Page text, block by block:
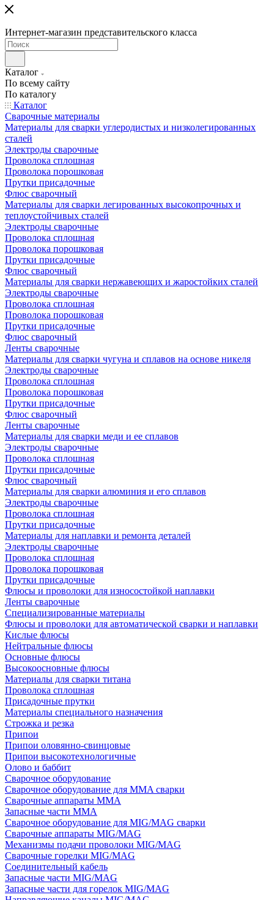
Интернет-магазин представительского класса
Каталог
По всему сайту
По каталогу
Каталог
Сварочные материалы
Материалы для сварки углеродистых и низколегированных
сталей
Электроды сварочные
Проволока сплошная
Проволока порошковая
Прутки присадочные
Флюс сварочный
Материалы для сварки легированных высокопрочных и
теплоустойчивых сталей
Электроды сварочные
Проволока сплошная
Проволока порошковая
Прутки присадочные
Флюс сварочный
Материалы для сварки нержавеющих и жаростойких сталей
Электроды сварочные
Проволока сплошная
Проволока порошковая
Прутки присадочные
Флюс сварочный
Ленты сварочные
Материалы для сварки чугуна и сплавов на основе никеля
Электроды сварочные
Проволока сплошная
Проволока порошковая
Прутки присадочные
Флюс сварочный
Ленты сварочные
Материалы для сварки меди и ее сплавов
Электроды сварочные
Проволока сплошная
Прутки присадочные
Флюс сварочный
Материалы для сварки алюминия и его сплавов
Электроды сварочные
Проволока сплошная
Прутки присадочные
Материалы для наплавки и ремонта деталей
Электроды сварочные
Проволока сплошная
Проволока порошковая
Прутки присадочные
Флюсы и проволоки для износостойкой наплавки
Ленты сварочные
Специализированные материалы
Флюсы и проволоки для автоматической сварки и наплавки
Кислые флюсы
Нейтральные флюсы
Основные флюсы
Высокоосновные флюсы
Материалы для сварки титана
Проволока сплошная
Присадочные прутки
Материалы специального назначения
Строжка и резка
Припои
Припои оловянно-свинцовые
Припои высокотехнологичные
Олово и баббит
Сварочное оборудование
Сварочное оборудование для MMA сварки
Сварочные аппараты MMA
Запасные части MMA
Сварочное оборудование для MIG/MAG сварки
Сварочные аппараты MIG/MAG
Механизмы подачи проволоки MIG/MAG
Сварочные горелки MIG/MAG
Соединительный кабель
Запасные части MIG/MAG
Запасные части для горелок MIG/MAG